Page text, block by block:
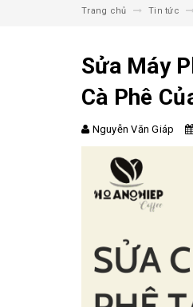
Trang chủ Tin tức
Sửa Máy
Cà Phê
Nguyễn Văn Giáp